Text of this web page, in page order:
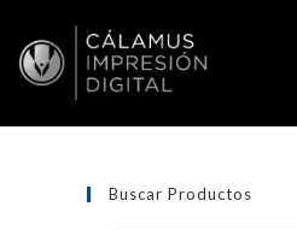
Buscar Productos